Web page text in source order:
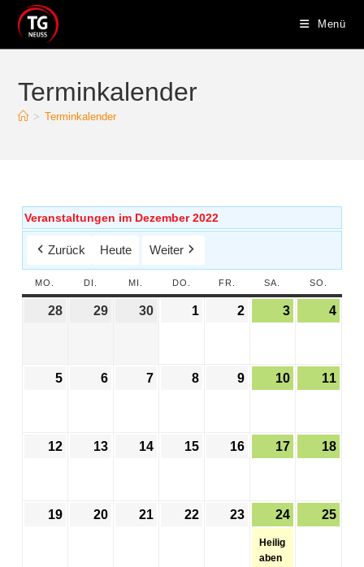
Menü
Terminkalender
> Terminkalender
Veranstaltungen im Dezember 2022
Zurück Heute Weiter
MO. DI. MI. DO. FR. SA. SO.
28 29 30 1 2 3 4
5 6 7 8 9 10 11
12 13 14 15 16 17 18
19 20 21 22 23 24
Heilig
aben
25